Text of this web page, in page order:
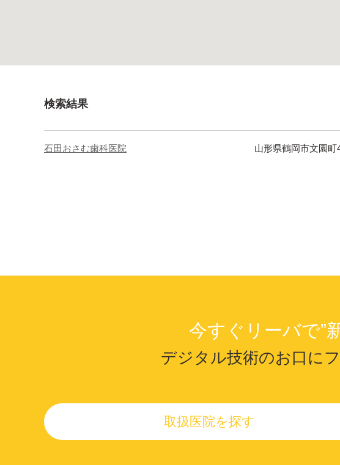
検索結果
石田おさむ歯科医院 山形県鶴岡市文園町
今すぐリーバで”
デジタル技術のお口に
取扱医院を探す